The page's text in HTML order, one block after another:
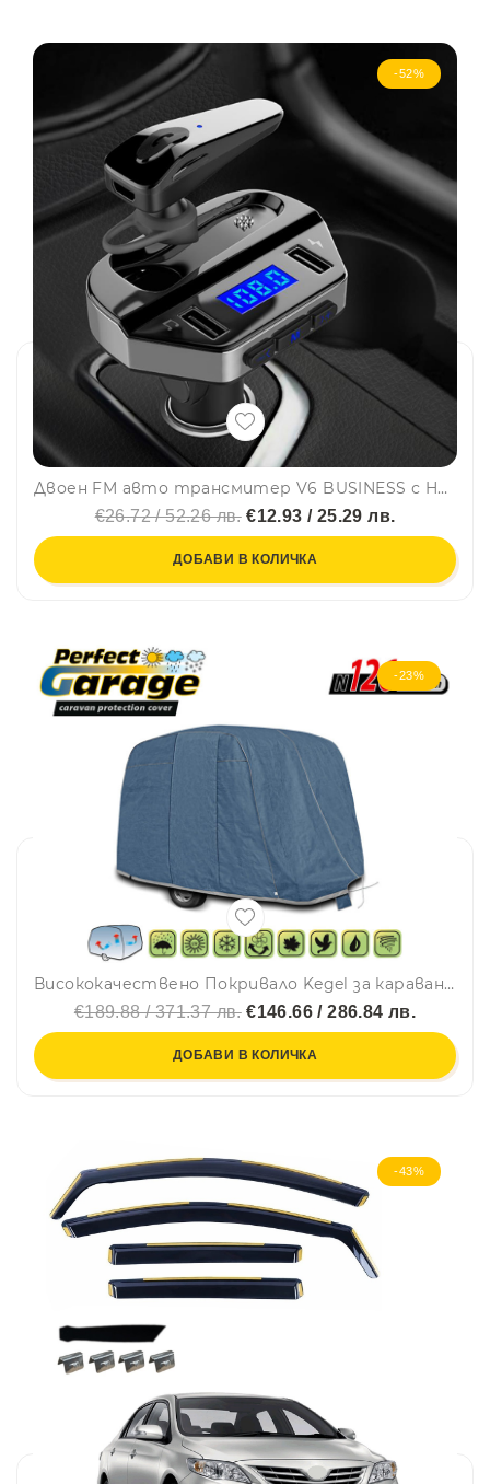
-52%
Двоен FM авто трансмитер V6 BUSINESS с HANDSFREE слушалка в комплекта, 12V/24V
€26.72 / 52.26 лв.€12.93 / 25.29 лв.
ДОБАВИ В КОЛИЧКА
-23%
Висококачествено Покривало Kegel за каравана син цвят Серия N126
€189.88 / 371.37 лв.€146.66 / 286.84 лв.
ДОБАВИ В КОЛИЧКА
-43%